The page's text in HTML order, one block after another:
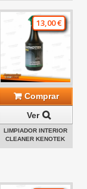
13,00 €
Comprar
Ver
LIMPIADOR INTERIOR
CLEANER KENOTEK